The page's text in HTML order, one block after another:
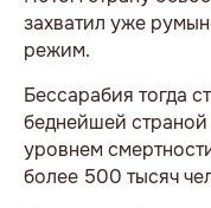
захватил уже
режим.
Бессарабия тогда
беднейшей
уровнем
более 500 тысяч